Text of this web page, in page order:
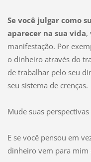
Se você julgar como
aparecer na sua vida,
manifestação. Por
o dinheiro através do
de trabalhar pelo seu
seu sistema de crenças.
Mude suas perspectivas
E se você pensou em
dinheiro vem para mim